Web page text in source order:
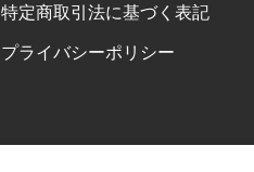
特定商取引法に基づく表記
プライバシーポリシー